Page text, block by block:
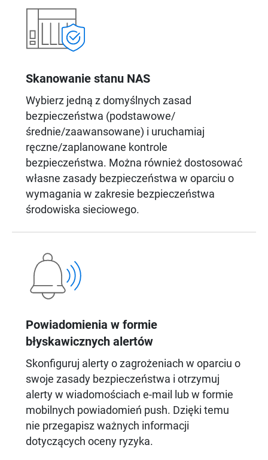
Skanowanie stanu NAS
Wybierz jedną z domyślnych zasad
bezpieczeństwa (podstawowe/
średnie/zaawansowane) i uruchamiaj
ręczne/zaplanowane kontrole
bezpieczeństwa. Można również dostosować
własne zasady bezpieczeństwa w oparciu o
wymagania w zakresie bezpieczeństwa
środowiska sieciowego.
Powiadomienia w formie
błyskawicznych alertów
Skonfiguruj alerty o zagrożeniach w oparciu o
swoje zasady bezpieczeństwa i otrzymuj
alerty w wiadomościach e-mail lub w formie
mobilnych powiadomień push. Dzięki temu
nie przegapisz ważnych informacji
dotyczących oceny ryzyka.